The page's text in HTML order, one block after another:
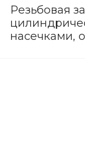
Резьбовая
насечками,